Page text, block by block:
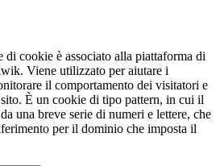
di cookie è associato alla piattaforma di
Viene utilizzato per aiutare i
il comportamento dei visitatori e
È un cookie di tipo pattern, in cui il
una breve serie di numeri e lettere, che
per il dominio che imposta il